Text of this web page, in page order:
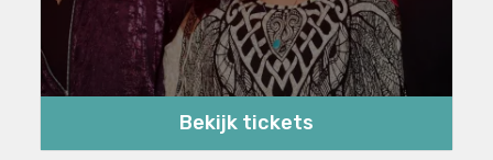
Bekijk tickets